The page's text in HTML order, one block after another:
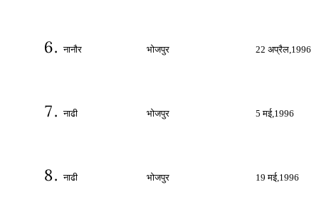
नानौर भोजपुर 22 अप्रैल,1996
नाढी भोजपुर 5मई,1996
नाढी भोजपुर 19मई,1996